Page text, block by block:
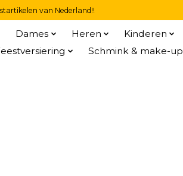
van Nederland!!
Dames Heren Kinderen
Schmink & make-up